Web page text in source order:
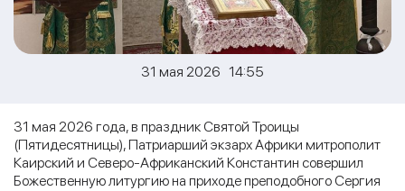
31 мая 2026 14:55
31 мая 2026 года, в праздник Святой Троицы
(Пятидесятницы), Патриарший экзарх Африки митрополит
Каирский и Северо-Африканский Константин совершил
Божественную литургию на приходе преподобного Сергия